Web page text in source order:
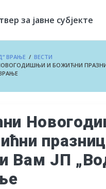
ВРАЊЕ / ВЕСТИ
И БОЖИЋНИ
Вам ЈП